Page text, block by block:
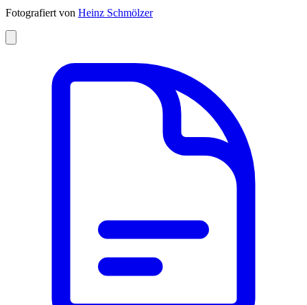
Fotografiert von Heinz Schmölzer